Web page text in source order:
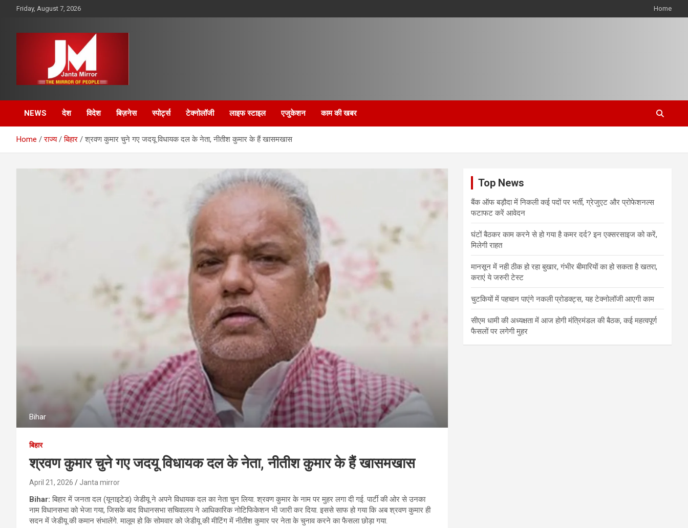
Friday, August 7, 2026 Home
Janta Mirror
NEWS देश विदेश बिज़नेस स्पोर्ट्स टेक्नोलॉजी लाइफ स्टाइल एजुकेशन काम की खबर
Home राज्य बिहार श्रवण कुमार चुने गए जदयू विधायक दल के नेता, नीतीश कुमार के हैं खासमखास
Bihar
बिहार
श्रवण कुमार चुने गए जदयू विधायक दल के नेता, नीतीश कुमार के हैं खासमखास
April 21, 2026 Janta mirror
Bihar:बिहार में जनता दल (यूनाइटेड) जेडीयू ने अपने विधायक दल का नेता चुन लिया. श्रवण कुमार के नाम पर मुहर लगा दी गई. पार्टी की ओर से उनका
नाम विधानसभा को भेजा गया, जिसके बाद विधानसभा सचिवालय ने आधिकारिक नोटिफिकेशन भी जारी कर दिया. इससे साफ हो गया कि अब श्रवण कुमार ही
सदन में जेडीयू की कमान संभालेंगे. मालूम हो कि सोमवार को जेडीयू की मीटिंग में नीतीश कुमार पर नेता के चुनाव करने का फैसला छोड़ा गया.
Top News
बैंक ऑफ बड़ौदा में निकली कई पदों पर भर्ती, ग्रेजुएट और प्रोफेशनल्स
फटाफट करें आवेदन
घंटों बैठकर काम करने से हो गया है कमर दर्द? इन एक्सरसाइज को करें,
मिलेगी राहत
मानसून में नही ठीक हो रहा बुखार, गंभीर बीमारियों का हो सकता है खतरा,
कराएं ये जरुरी टेस्ट
चुटकियों में पहचान पाएंगे नकली प्रोडक्ट्स, यह टेक्नोलॉजी आएगी काम
सीएम धामी की अध्यक्षता में आज होगी मंत्रिमंडल की बैठक, कई महत्वपूर्ण
फैसलों पर लगेगी मुहर